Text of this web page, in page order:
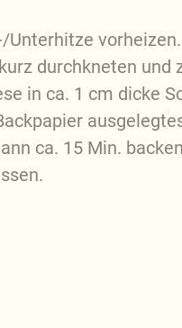
Unterhitze
durchkneten und
in ca. 1 cm dicke
ca. 15 Min.